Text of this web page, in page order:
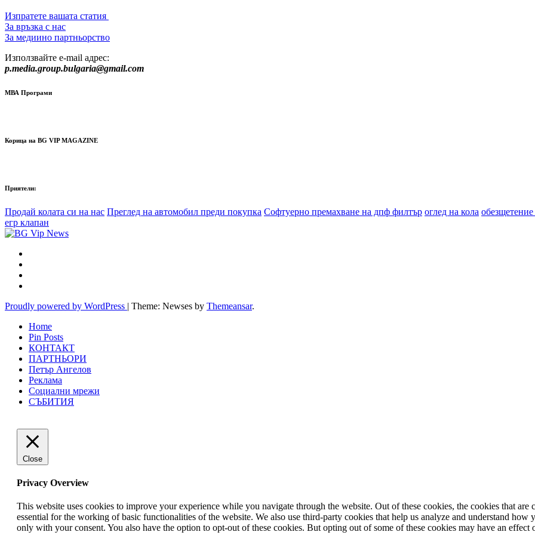
Изпратете вашата статия
За връзка с нас
За медиино партньорство
Използвайте e-mail адрес:
p.media.group.bulgaria@gmail.com
МВА Програми
Корица на BG VIP MAGAZINE
Приятели:
Продай колата си на нас Преглед на автомобил преди покупка Софтуерно премахване на дпф филтър оглед на кола
егр клапан
Proudly powered by WordPress | Theme: Newses by Themeansar.
Home
Pin Posts
КОНТАКТ
ПАРТНЬОРИ
Петър Ангелов
Реклама
Социални мрежи
СЪБИТИЯ
Close
Privacy Overview
This website uses cookies to improve your experience while you navigate through the website. Out of these cookies, the cookies that are
essential for the working of basic functionalities of the website. We also use third-party cookies that help us analyze and understand
only with your consent. You also have the option to opt-out of these cookies. But opting out of some of these cookies may have an effect